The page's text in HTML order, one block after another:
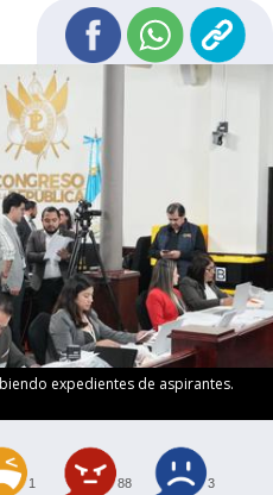
expedientes de aspirantes.
1 88 3